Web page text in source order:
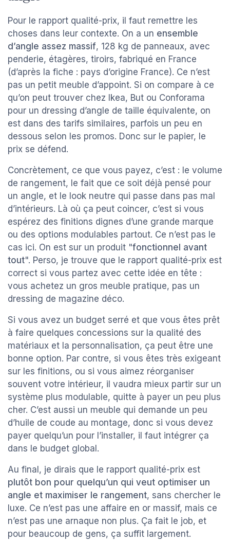
Pour le rapport qualité-prix, il faut remettre les
choses dans leur contexte. On a un ensemble
d’angle assez massif, 128 kg de panneaux, avec
penderie, étagères, tiroirs, fabriqué en France
(d’après la fiche : pays d’origine France). Ce n’est
pas un petit meuble d’appoint. Si on compare à ce
qu’on peut trouver chez Ikea, But ou Conforama
pour un dressing d’angle de taille équivalente, on
est dans des tarifs similaires, parfois un peu en
dessous selon les promos. Donc sur le papier, le
prix se défend.
Concrètement, ce que vous payez, c’est : le volume
de rangement, le fait que ce soit déjà pensé pour
un angle, et le look neutre qui passe dans pas mal
d’intérieurs. Là où ça peut coincer, c’est si vous
espérez des finitions dignes d’une grande marque
ou des options modulables partout. Ce n’est pas le
cas ici. On est sur un produit "fonctionnel avant
tout". Perso, je trouve que le rapport qualité-prix est
correct si vous partez avec cette idée en tête :
vous achetez un gros meuble pratique, pas un
dressing de magazine déco.
Si vous avez un budget serré et que vous êtes prêt
à faire quelques concessions sur la qualité des
matériaux et la personnalisation, ça peut être une
bonne option. Par contre, si vous êtes très exigeant
sur les finitions, ou si vous aimez réorganiser
souvent votre intérieur, il vaudra mieux partir sur un
système plus modulable, quitte à payer un peu plus
cher. C’est aussi un meuble qui demande un peu
d’huile de coude au montage, donc si vous devez
payer quelqu’un pour l’installer, il faut intégrer ça
dans le budget global.
Au final, je dirais que le rapport qualité-prix est
plutôt bon pour quelqu’un qui veut optimiser un
angle et maximiser le rangement, sans chercher le
luxe. Ce n’est pas une affaire en or massif, mais ce
n’est pas une arnaque non plus. Ça fait le job, et
pour beaucoup de gens, ça suffit largement.